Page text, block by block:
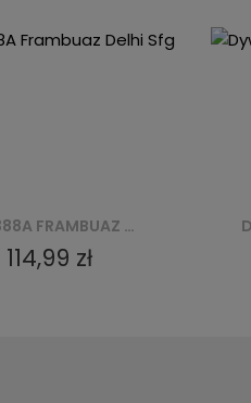
DYWAN 7388A FRAMBUAZ DELHI SFG
85,99 zł